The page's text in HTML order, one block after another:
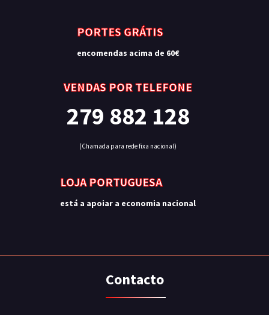
PORTES GRÁTIS
encomendas acima de 60€
VENDAS POR TELEFONE
279 882 128
(Chamada para rede fixa nacional)
LOJA PORTUGUESA
está a apoiar a economia nacional
Contacto